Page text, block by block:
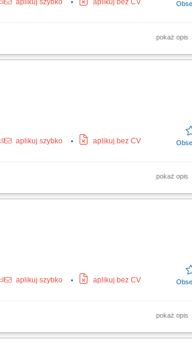
aplikuj szybko aplikuj bez CV
pokaż opis
Proste diagnozowanie podstawowych usterek;
aplikuj szybko aplikuj bez CV
pokaż opis
Proste diagnozowanie podstawowych usterek;
aplikuj szybko aplikuj bez CV
pokaż opis
Proste diagnozowanie podstawowych usterek;